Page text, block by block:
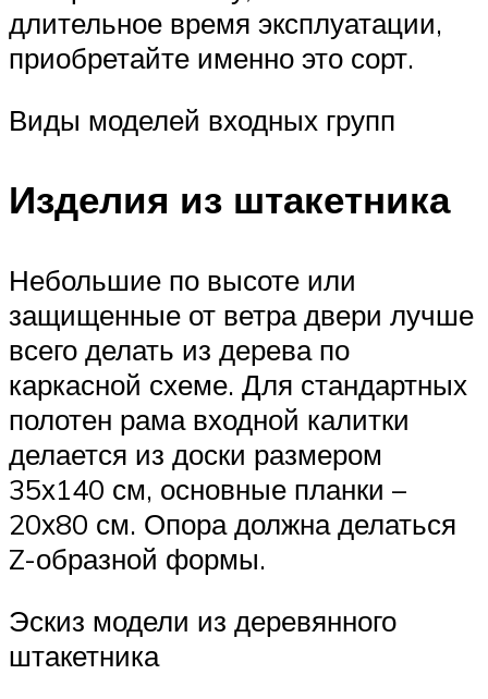
длительное время эксплуатации,
приобретайте именно это сорт.
Виды моделей входных групп
Изделия из штакетника
Небольшие по высоте или
защищенные от ветра двери лучше
всего делать из дерева по
каркасной схеме. Для стандартных
полотен рама входной калитки
делается из доски размером
35х140 см, основные планки –
20х80 см. Опора должна делаться
Z-образной формы.
Эскиз модели из деревянного
штакетника